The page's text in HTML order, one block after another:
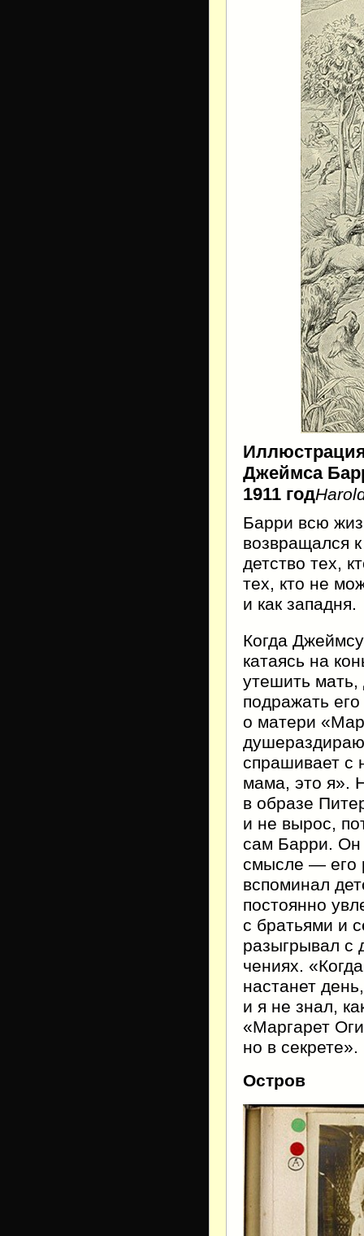
Джеймса
1911 год
Барри всю
возвращался
детство тех,
тех, кто не
и как западня.
Когда
катаясь на
утешить
подражать
о матери
спрашивает с
мама, это я».
в образе
и не вырос,
сам Барри. Он
смысле — его
вспоминал
постоянно
с братьями и
разыгрывал с
чениях.
настанет
и я не знал,
«Маргарет
но в секрете».
Остров